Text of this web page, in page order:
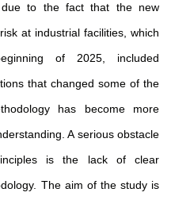
to the fact that the new
at industrial facilities, which
of 2025, included
that changed some of the
has become more
A serious obstacle
is the lack of clear
The aim of the study is